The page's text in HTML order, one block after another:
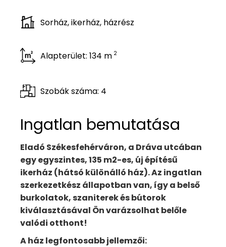
Sorház, ikerház, házrész
Alapterület: 134 m 2
Szobák száma: 4
Ingatlan bemutatása
Eladó Székesfehérváron, a Dráva utcában
egy egyszintes, 135 m2-es, új építésű
ikerház (hátsó különálló ház). Az ingatlan
szerkezetkész állapotban van, így a belső
burkolatok, szaniterek és bútorok
kiválasztásával Ön varázsolhat belőle
valódi otthont!
A ház legfontosabb jellemzői: